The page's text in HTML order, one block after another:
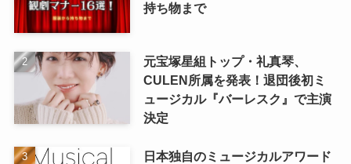
持ち物まで
元宝塚星組トップ・礼真琴、
CULEN所属を発表！退団後初ミ
ュージカル『バーレスク』で主演
決定
日本独自のミュージカルアワード